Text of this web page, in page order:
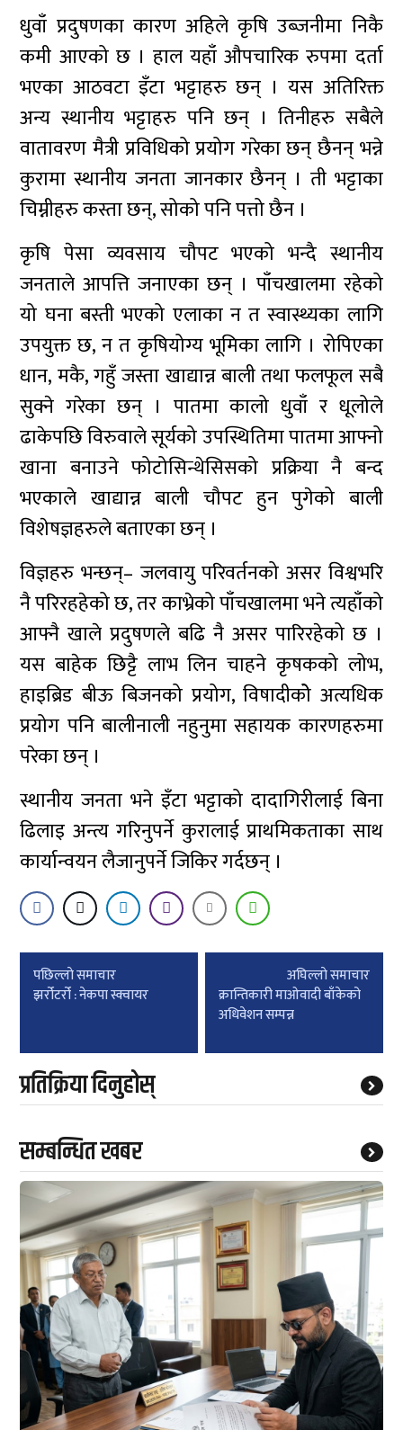
धुवाँ प्रदुषणका कारण अहिले कृषि उब्जनीमा निकै
कमी आएको छ । हाल यहाँ औपचारिक रुपमा दर्ता
भएका आठवटा इँटा भट्टाहरु छन् । यस अतिरिक्त
अन्य स्थानीय भट्टाहरु पनि छन् । तिनीहरु सबैले
वातावरण मैत्री प्रविधिको प्रयोग गरेका छन् छैनन् भन्ने
कुरामा स्थानीय जनता जानकार छैनन् । ती भट्टाका
चिम्नीहरु कस्ता छन्, सोको पनि पत्तो छैन ।
कृषि पेसा व्यवसाय चौपट भएको भन्दै स्थानीय
जनताले आपत्ति जनाएका छन् । पाँचखालमा रहेको
यो घना बस्ती भएको एलाका न त स्वास्थ्यका लागि
उपयुक्त छ, न त कृषियोग्य भूमिका लागि । रोपिएका
धान, मकै, गहुँ जस्ता खाद्यान्न बाली तथा फलफूल सबै
सुक्ने गरेका छन् । पातमा कालो धुवाँ र धूलोले
ढाकेपछि विरुवाले सूर्यको उपस्थितिमा पातमा आफ्नो
खाना बनाउने फोटोसिन्थेसिसको प्रक्रिया नै बन्द
भएकाले खाद्यान्न बाली चौपट हुन पुगेको बाली
विशेषज्ञहरुले बताएका छन् ।
विज्ञहरु भन्छन्– जलवायु परिवर्तनको असर विश्वभरि
नै परिरहहेको छ, तर काभ्रेको पाँचखालमा भने त्यहाँको
आफ्नै खाले प्रदुषणले बढि नै असर पारिरहेको छ ।
यस बाहेक छिट्टै लाभ लिन चाहने कृषकको लोभ,
हाइब्रिड बीऊ बिजनको प्रयोग, विषादीकोे अत्यधिक
प्रयोग पनि बालीनाली नहुनुमा सहायक कारणहरुमा
परेका छन् ।
स्थानीय जनता भने इँटा भट्टाको दादागिरीलाई बिना
ढिलाइ अन्त्य गरिनुपर्ने कुरालाई प्राथमिकताका साथ
कार्यान्वयन लैजानुपर्ने जिकिर गर्दछन् ।
Post
navigation
पछिल्लाे समाचार
झर्रोटर्रो : नेकपा स्क्वायर
अघिल्लाे समाचार
क्रान्तिकारी माओवादी बाँकेको
अधिवेशन सम्पन्न
प्रतिक्रिया दिनुहोस्
सम्बन्धित खबर